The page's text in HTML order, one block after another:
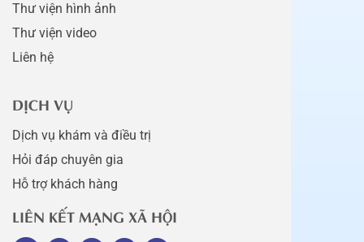
Thư viện hình ảnh
Thư viện video
Liên hệ
DỊCH VỤ
Dịch vụ khám và điều trị
Hỏi đáp chuyên gia
Hỗ trợ khách hàng
LIÊN KẾT MẠNG XÃ HỘI